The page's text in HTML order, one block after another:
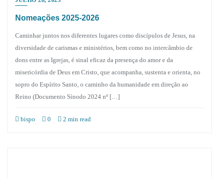
Nomeações 2025-2026
Caminhar juntos nos diferentes lugares como discípulos de Jesus, na
diversidade de carismas e ministérios, bem como no intercâmbio de
dons entre as Igrejas, é sinal eficaz da presença do amor e da
misericórdia de Deus em Cristo, que acompanha, sustenta e orienta, no
sopro do Espírito Santo, o caminho da humanidade em direção ao
Reino (Documento Sínodo 2024 nº […]
bispo 0 2 min read